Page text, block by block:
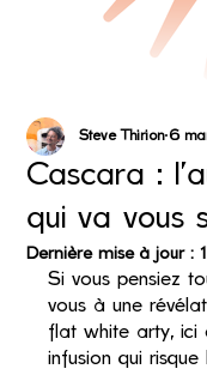
Cascara :
qui va vous
Steve Thirion 6
Dernière mise à jour :
Si vous pensiez
vous à une
flat white arty, ici
infusion qui